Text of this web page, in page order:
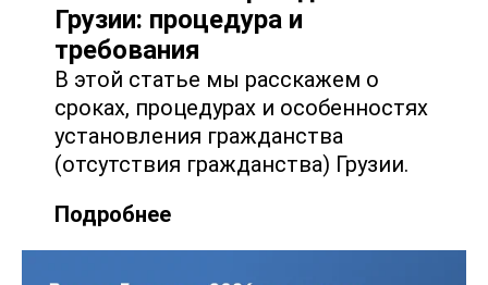
Грузии: процедура и
требования
В этой статье мы расскажем о
сроках, процедурах и особенностях
установления гражданства
(отсутствия гражданства) Грузии.
Подробнее